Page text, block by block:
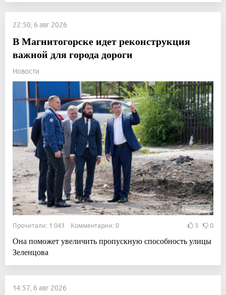
22:50, 6 авг 2026
В Магнитогорске идет реконструкция
важной для города дороги
Новости
Прочитали: 1 043 Комментарии: 0 3 0
Она поможет увеличить пропускную способность улицы
Зеленцова
14:57, 6 авг 2026